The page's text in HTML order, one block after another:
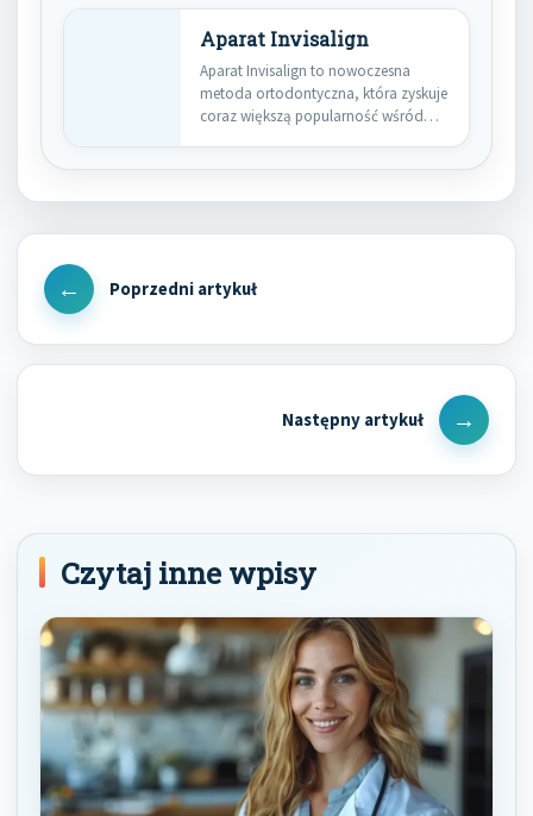
Aparat Invisalign
Aparat Invisalign to nowoczesna
metoda ortodontyczna, która zyskuje
coraz większą popularność wśród
Nawigacja
wpisu
Previous
Next
Post
Czytaj inne wpisy